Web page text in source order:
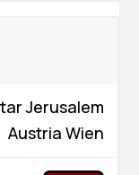
Jerusalem
Austria Wien